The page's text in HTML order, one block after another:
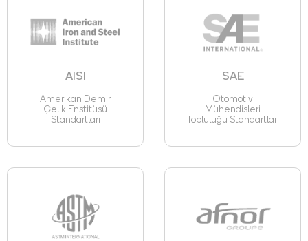
AISI
Amerikan Demir
Çelik Enstitüsü
Standartları
SAE
Otomotiv
Mühendisleri
Topluluğu Standartları